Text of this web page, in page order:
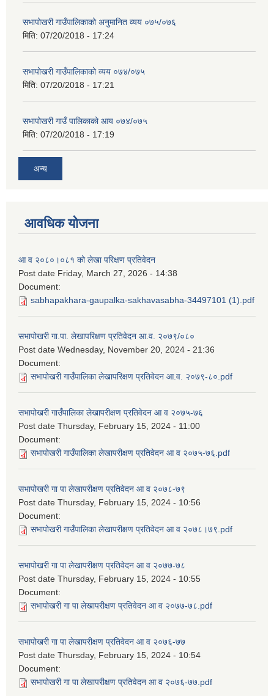
सभापोखरी गाउँपालिकाको अनुमानित व्यय ०७५/०७६
मिति: 07/20/2018 - 17:24
सभापोखरी गाउँपालिकाको व्यय ०७४/०७५
मिति: 07/20/2018 - 17:21
सभापोखरी गाउँ पालिकाको आय ०७४/०७५
मिति: 07/20/2018 - 17:19
अन्य
आवधिक योजना
आ व २०८०।०८१ को लेखा परिक्षण प्रतिवेदन
Post date Friday, March 27, 2026 - 14:38
Document:
sabhapakhara-gaupalka-sakhavasabha-34497101 (1).pdf
सभापोखरी गा.पा. लेखापरिक्षण प्रतिवेदन आ.व. २०७९/०८०
Post date Wednesday, November 20, 2024 - 21:36
Document:
सभापोखरी गाउँपालिका लेखापरिक्षण प्रतिवेदन आ.व. २०७९-८०.pdf
सभापोखरी गाउँपालिका लेखापरीक्षण प्रतिवेदन आ व २०७५-७६
Post date Thursday, February 15, 2024 - 11:00
Document:
सभापोखरी गाउँपालिका लेखापरीक्षण प्रतिवेदन आ व २०७५-७६.pdf
सभापोखरी गा पा लेखापरीक्षण प्रतिवेदन आ व २०७८-७९
Post date Thursday, February 15, 2024 - 10:56
Document:
सभापोखरी गाउँपालिका लेखापरीक्षण प्रतिवेदन आ व २०७८।७९.pdf
सभापोखरी गा पा लेखापरीक्षण प्रतिवेदन आ व २०७७-७८
Post date Thursday, February 15, 2024 - 10:55
Document:
सभापोखरी गा पा लेखापरीक्षण प्रतिवेदन आ व २०७७-७८.pdf
सभापोखरी गा पा लेखापरीक्षण प्रतिवेदन आ व २०७६-७७
Post date Thursday, February 15, 2024 - 10:54
Document:
सभापोखरी गा पा लेखापरीक्षण प्रतिवेदन आ व २०७६-७७.pdf